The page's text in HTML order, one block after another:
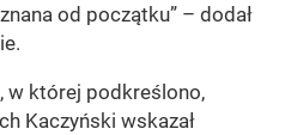
od początku” – dodał
w której podkreślono,
Kaczyński wskazał